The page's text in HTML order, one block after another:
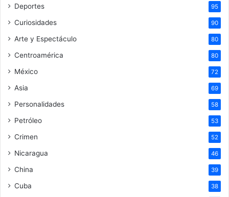
Deportes 95
Curiosidades 90
Arte y Espectáculo 80
Centroamérica 80
México 72
Asia 69
Personalidades 58
Petróleo 53
Crimen 52
Nicaragua 46
China 39
Cuba 38